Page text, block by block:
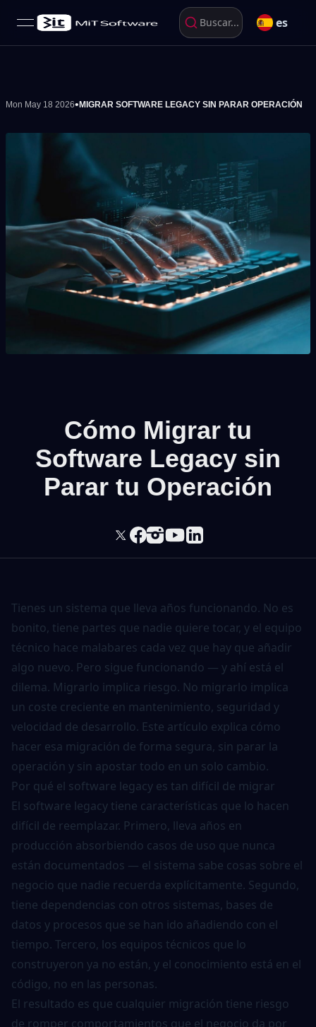
open navigation menu Buscar... es
Mon May 18 2026• MIGRAR SOFTWARE LEGACY SIN PARAR OPERACIÓN
Cómo Migrar tu
Software Legacy sin
Parar tu Operación
Tienes un sistema que lleva años funcionando. No es
bonito, tiene partes que nadie quiere tocar, y el equipo
técnico hace malabares cada vez que hay que añadir
algo nuevo. Pero sigue funcionando — y ahí está el
dilema. Migrarlo implica riesgo. No migrarlo implica
un coste creciente en mantenimiento, seguridad y
velocidad de desarrollo. Este artículo explica cómo
hacer esa migración de forma segura, sin parar la
operación y sin apostar todo en un solo cambio.
Por qué el software legacy es tan difícil de migrar
El software legacy tiene características que lo hacen
difícil de reemplazar. Primero, lleva años en
producción absorbiendo casos de uso que nunca
están documentados — el sistema sabe cosas sobre el
negocio que nadie recuerda explícitamente. Segundo,
tiene dependencias con otros sistemas, bases de
datos y procesos que se han ido añadiendo con el
tiempo. Tercero, los equipos técnicos que lo
construyeron ya no están, y el conocimiento está en el
código, no en las personas.
El resultado es que cualquier migración tiene riesgo
de romper comportamientos que el negocio da por